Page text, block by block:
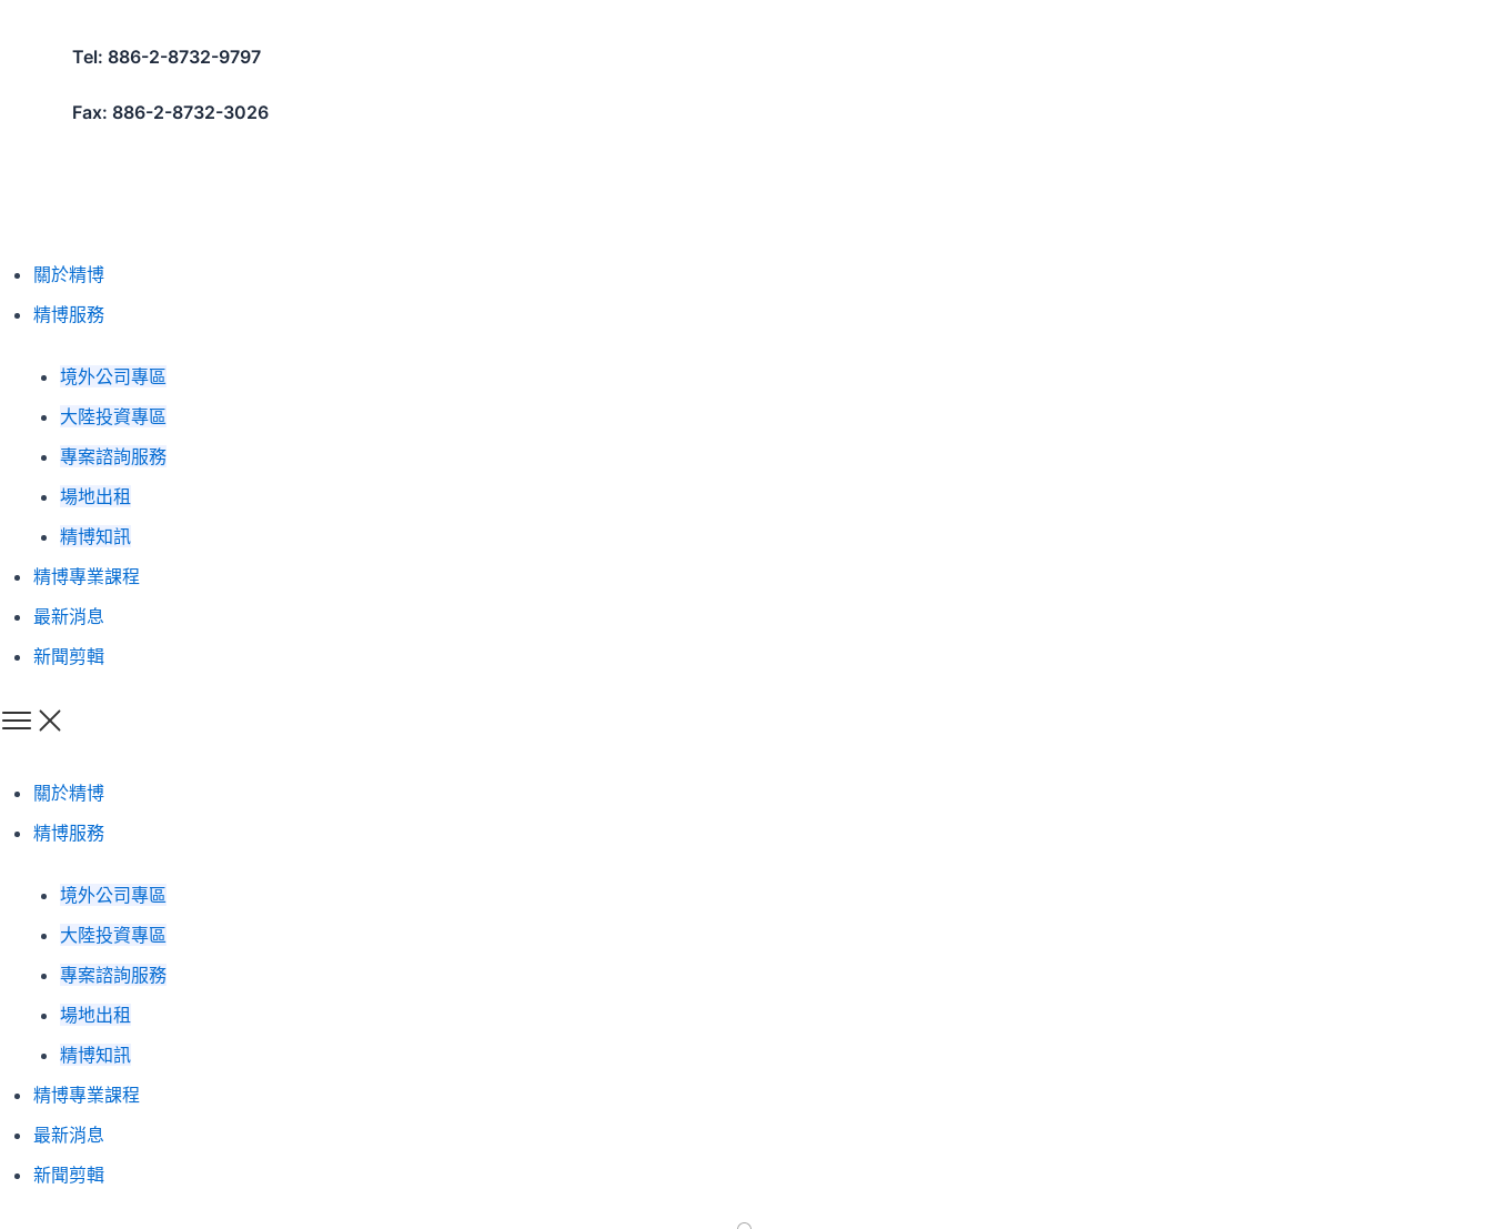
Tel: 886-2-8732-9797
Fax: 886-2-8732-3026
關於精博
精博服務
境外公司專區
大陸投資專區
專案諮詢服務
場地出租
精博知訊
精博專業課程
最新消息
新聞剪輯
關於精博
精博服務
境外公司專區
大陸投資專區
專案諮詢服務
場地出租
精博知訊
精博專業課程
最新消息
新聞剪輯